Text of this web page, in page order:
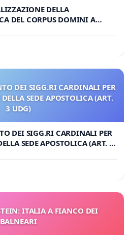
DELLA
DEL CORPUS DOMINI A
DEI SIGG.RI CARDINALI PER
SEDE APOSTOLICA (ART.
3 UDG)
DEI SIGG.RI CARDINALI PER
SEDE APOSTOLICA (ART. 3
ITALIA A FIANCO DEI
BALNEARI